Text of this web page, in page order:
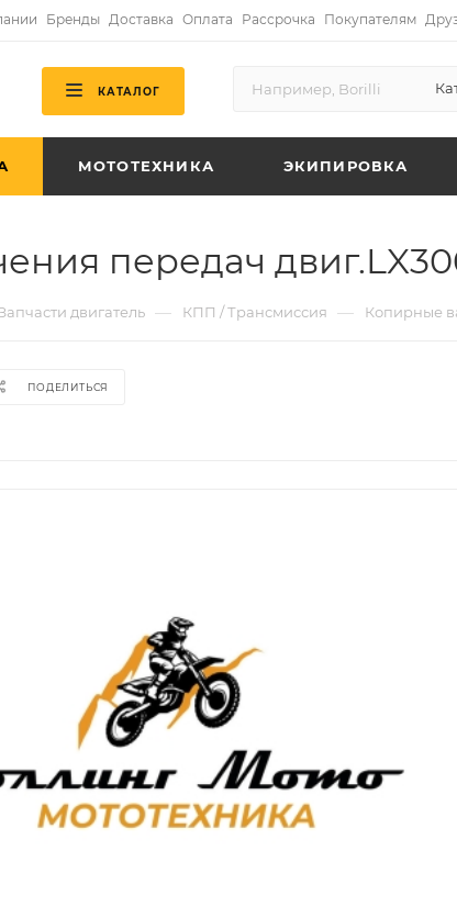
Бренды Доставка Оплата Рассрочка Покупателям
КАТАЛОГ
МОТОТЕХНИКА ЭКИПИРОВКА
передач
Запчасти двигатель — КПП / Трансмиссия — Копирные
ПОДЕЛИТЬСЯ